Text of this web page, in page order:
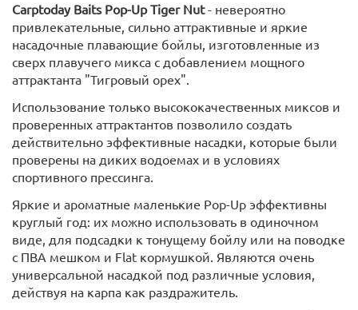
Carptoday Baits Pop-Up Tiger Nut- невероятно
привлекательные, сильно аттрактивные и яркие
насадочные плавающие бойлы, изготовленные из
сверх плавучего микса с добавлением мощного
аттрактанта "Тигровый орех".
Использование только высококачественных миксов и
проверенных аттрактантов позволило создать
действительно эффективные насадки, которые были
проверены на диких водоемах и в условиях
спортивного прессинга.
Яркие и ароматные маленькие Pop-Up эффективны
круглый год: их можно использовать в одиночном
виде, для подсадки к тонущему бойлу или на поводке
с ПВА мешком и Flat кормушкой. Являются очень
универсальной насадкой под различные условия,
действуя на карпа как раздражитель.